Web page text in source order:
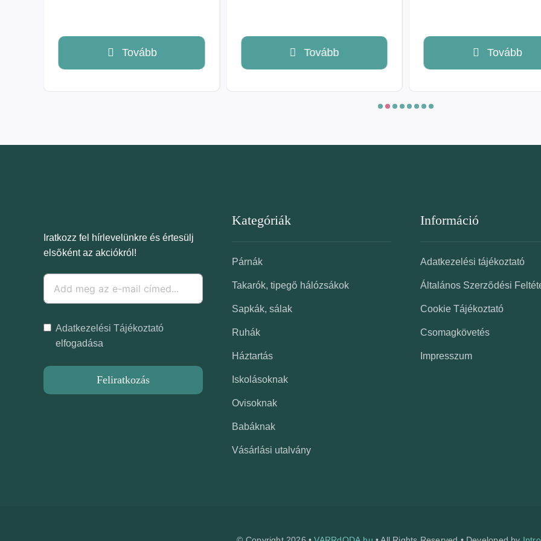
Tovább Tovább Tovább
Iratkozz fel hírlevelünkre és értesülj
elsőként az akciókról!
Adatkezelési Tájékoztató
elfogadása
Feliratkozás
Kategóriák
Párnák
Takarók, tipegő hálózsákok
Sapkák, sálak
Ruhák
Háztartás
Iskolásoknak
Ovisoknak
Babáknak
Vásárlási utalvány
Információ
Adatkezelési tájékoztató
Általános Szerződési
Cookie Tájékoztató
Csomagkövetés
Impresszum